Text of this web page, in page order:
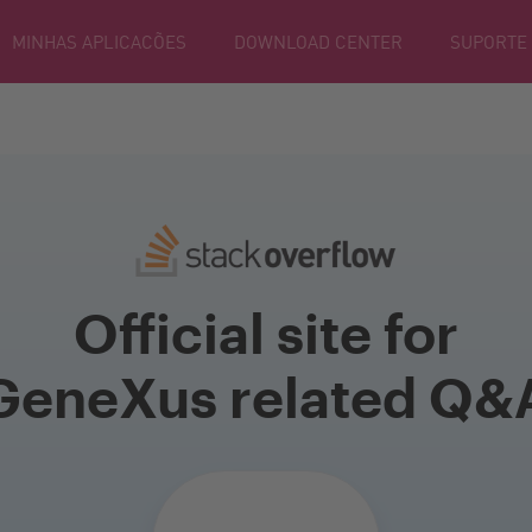
MINHAS APLICACÕES DOWNLOAD CENTER SUPORTE
Official site for
related